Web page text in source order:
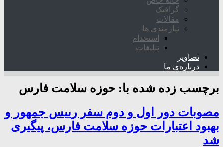
گرافیک
مقالات
نیازمندی ها
استخدام
تبلیغات
تصاویر
درباره‌ی ما
برچسب زده شده با: حوزه سلامت فارس
مصوبات دور اول و دوم سفر رییس جمهور و
بهبود اعتبارات حوزه سلامت فارس، پیگیری
شد